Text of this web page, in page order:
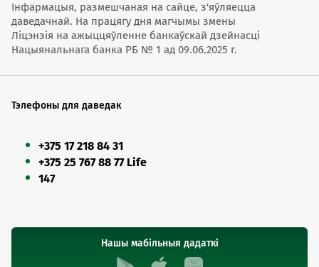
Інфармацыя, размешчаная на сайце, з'яўляецца
даведачнай. На працягу дня магчымы змены
Ліцэнзія на ажыццяўленне банкаўскай дзейнасці
Нацыянальнага банка РБ № 1 ад 09.06.2025 г.
Тэлефоны для даведак
+375 17 218 84 31
+375 25 767 88 77 Life
147
Нашы мабільныя дадаткі